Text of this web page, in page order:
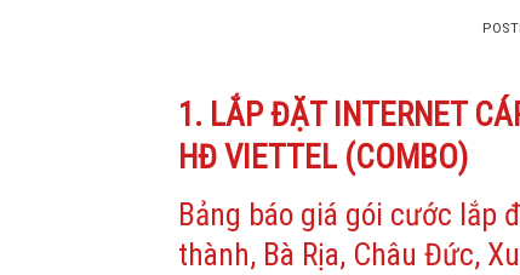
1. LẮP ĐẶT INTERNET
HĐ VIETTEL (COMBO)
Bảng báo giá gói cước lắp
thành, Bà Rịa, Châu Đức,